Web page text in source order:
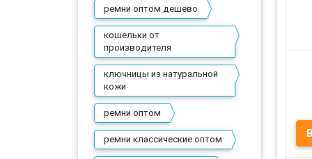
ремни оптом дешево
кошельки от
производителя
ключницы из натуральной
кожи
ремни оптом
ремни классические оптом